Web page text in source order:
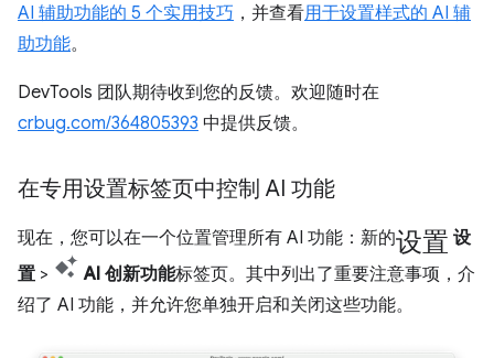
AI 辅助功能的 5 个实用技巧 ，并查看用于设置样式的 AI 辅
助功能。
DevTools 团队期待收到您的反馈。欢迎随时在
crbug.com/364805393 中提供反馈。
在专用设置标签页中控制 AI 功能
现在，您可以在一个位置管理所有 AI 功能：新的设置 设
置 > AI 创新功能标签页。其中列出了重要注意事项，介
绍了 AI 功能，并允许您单独开启和关闭这些功能。